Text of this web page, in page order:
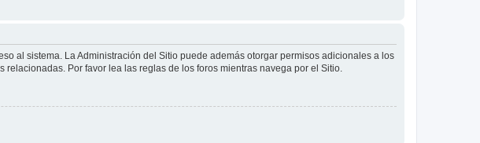
al sistema. La Administración del Sitio puede además otorgar permisos adicionales a los
Por favor lea las reglas de los foros mientras navega por el Sitio.